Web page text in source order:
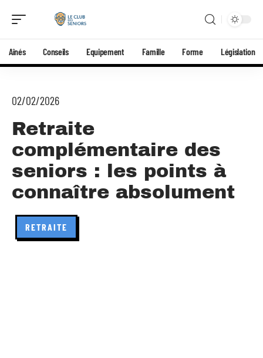
Aînés Conseils Equipement Famille Forme Législation
02/02/2026
Retraite
complémentaire des
seniors : les points à
connaître absolument
RETRAITE